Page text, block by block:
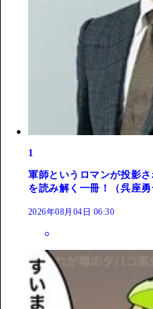
1
軍師というロマンが投影
を読み解く一冊！（呉座
2026年08月04日 06:30